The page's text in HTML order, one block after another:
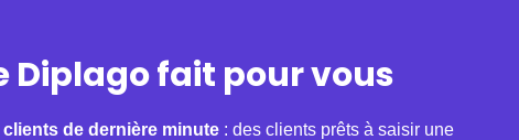
Diplago fait pour vous
de dernière minute : des clients prêts à saisir une